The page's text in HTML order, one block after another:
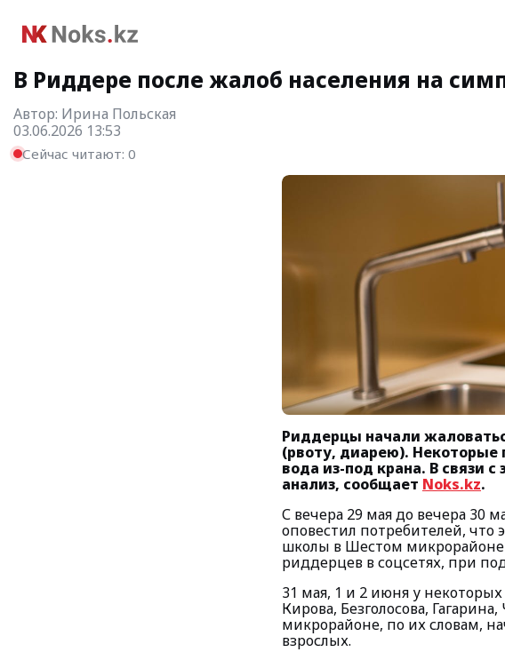
В Риддере после жалоб населения на
Автор: Ирина Польская
03.06.2026 13:53
Сейчас читают: 0
Риддерцы начали
(рвоту, диарею). Некоторые
вода из-под крана. В связи
анализ, сообщает Noks.kz.
С вечера 29 мая до вечера 30
оповестил потребителей, что
школы в Шестом микрорайоне
риддерцев в соцсетях, при
31 мая, 1 и 2 июня у
Кирова, Безголосова,
микрорайоне, по их словам,
взрослых.